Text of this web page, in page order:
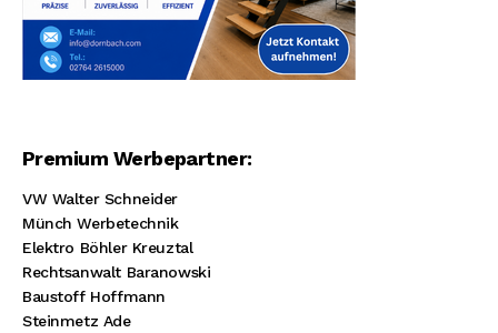
Premium Werbepartner:
VW Walter Schneider
Münch Werbetechnik
Elektro Böhler Kreuztal
Rechtsanwalt Baranowski
Baustoff Hoffmann
Steinmetz Ade